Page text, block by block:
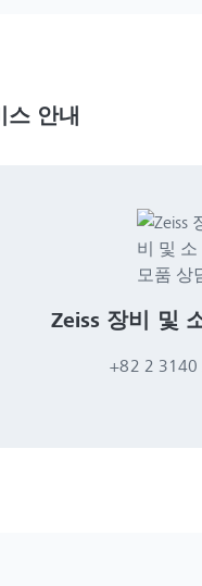
Zeiss 장비 및
+82 2 3140